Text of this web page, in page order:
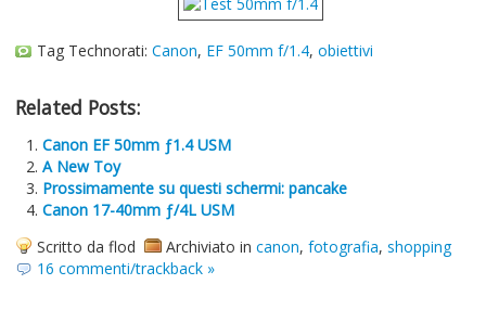
Tag Technorati: Canon, EF 50mm f/1.4, obiettivi
Related Posts:
Canon EF 50mm ƒ1.4 USM
A New Toy
Prossimamente su questi schermi: pancake
Canon 17-40mm ƒ/4L USM
Scritto da flod
Archiviato in canon, fotografia, shopping
16 commenti/trackback »